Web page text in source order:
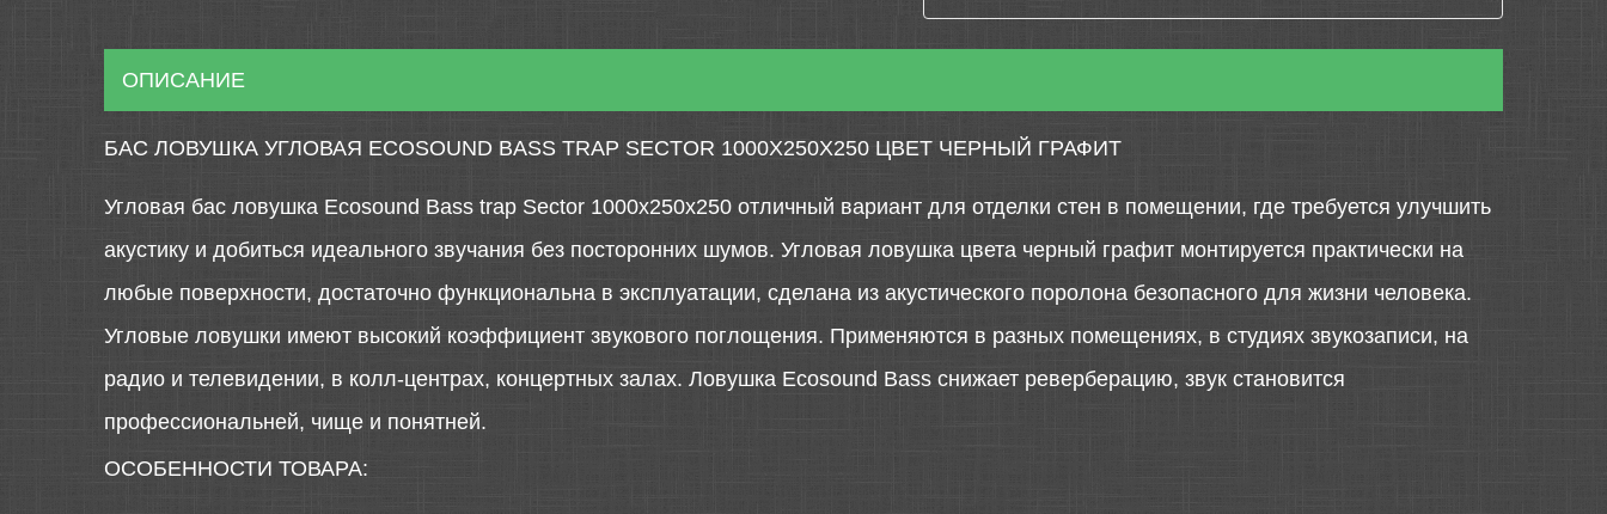
ОПИСАНИЕ
БАС ЛОВУШКА УГЛОВАЯ ECOSOUND BASS TRAP SECTOR 1000Х250Х250 ЦВЕТ ЧЕРНЫЙ ГРАФИТ
Угловая бас ловушка Ecosound Bass trap Sector 1000х250х250 отличный вариант для отделки стен в помещении, где требуется улучшить
акустику и добиться идеального звучания без посторонних шумов. Угловая ловушка цвета черный графит монтируется практически на
любые поверхности, достаточно функциональна в эксплуатации, сделана из акустического поролона безопасного для жизни человека.
Угловые ловушки имеют высокий коэффициент звукового поглощения. Применяются в разных помещениях, в студиях звукозаписи, на
радио и телевидении, в колл-центрах, концертных залах. Ловушка Ecosound Bass снижает реверберацию, звук становится
профессиональней, чище и понятней.
ОСОБЕННОСТИ ТОВАРА: